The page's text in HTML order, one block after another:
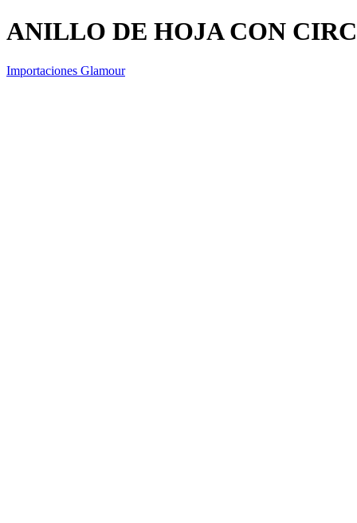
ANILLO DE HOJA CON
Importaciones Glamour